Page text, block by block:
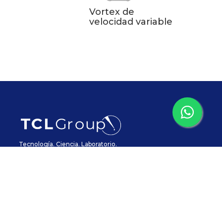
Vortex de
velocidad variable
Tecnología. Ciencia. Laboratorio.